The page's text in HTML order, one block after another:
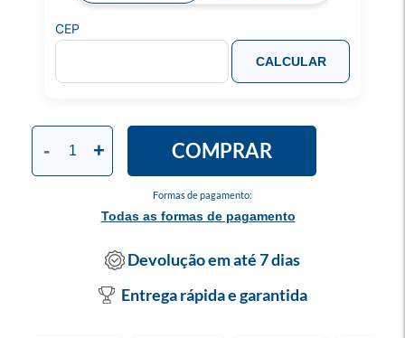
Formas de pagamento:
Todas as formas de pagamento
- + COMPRAR
CEP
CALCULAR
Devolução em até 7 dias
Entrega rápida e garantida